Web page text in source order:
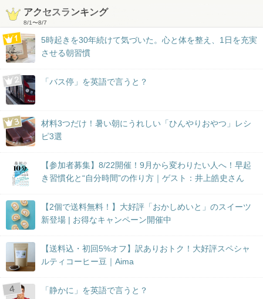
アクセスランキング
8/1〜8/7
5時起きを30年続けて気づいた。心と体を整え、1日を充実
させる朝習慣
「バス停」を英語で言うと？
材料3つだけ！暑い朝にうれしい「ひんやりおやつ」レシ
ピ3選
【参加者募集】8/22開催！9月から変わりたい人へ！早起
き習慣化と“自分時間”の作り方｜ゲスト：井上皓史さん
【2個で送料無料！】大好評「おかしめいと」のスイーツ
新登場 | お得なキャンペーン開催中
【送料込・初回5%オフ】訳ありおトク！大好評スペシャ
ルティコーヒー豆｜Aima
「静かに」を英語で言うと？